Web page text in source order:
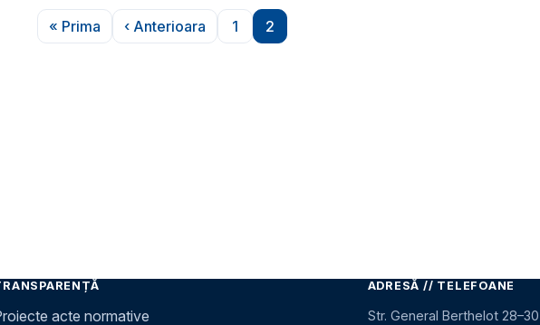
Prima pagină
« Prima
Pagina anterioară
‹ Anterioara
Pagina
1
Pagina
2
acte normative
ADRESĂ // TELEFOANE
Str. General Berthelot 28–30